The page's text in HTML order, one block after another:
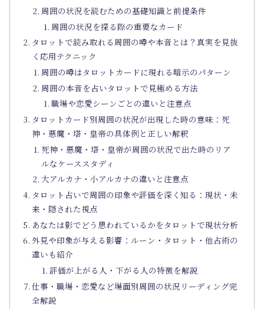
周囲の状況を読むための基礎知識と前提条件
周囲の状況を探る際の重要なカード
タロットで読み取れる周囲の噂や本音とは？真実を見抜
く応用テクニック
周囲の噂はタロットカードに現れる暗示のパターン
周囲の本音を占いタロットで見極める方法
職場や恋愛シーンごとの違いと注意点
タロットカード別周囲の状況が出現した時の意味：死
神・悪魔・塔・皇帝の具体例と正しい解釈
死神・悪魔・塔・皇帝が周囲の状況で出た時のリア
ルなケーススタディ
大アルカナ・小アルカナの違いと注意点
タロット占いで周囲の印象や評価を深く知る：現状・未
来・隠された視点
あなたは影でどう思われているかをタロットで現状分析
外見や印象が与える影響：ルーン・タロット・他占術の
違いも紹介
評価が上がる人・下がる人の特徴を解説
仕事・職場・恋愛など場面別周囲の状況リーディング完
全解説